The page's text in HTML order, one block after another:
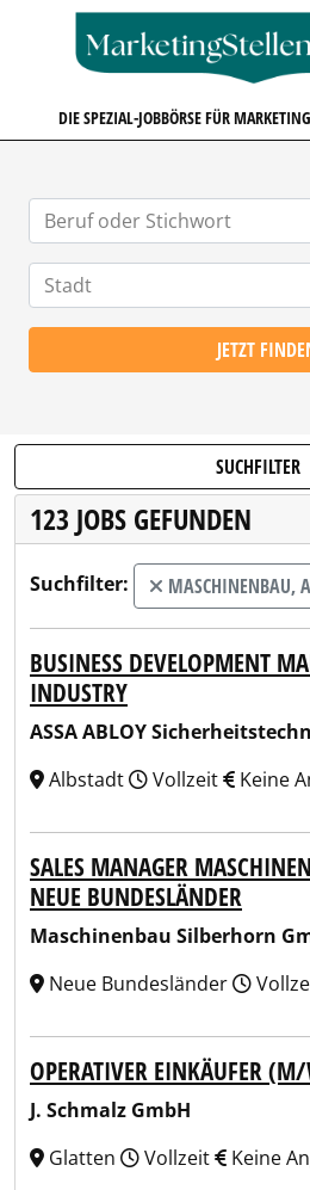
DIE SPEZIAL-JOBBÖRSE FÜR
JETZT
SUCHFILTER
123 JOBS GEFUNDEN
Suchfilter: MASCHINENBAU,
BUSINESS DEVELOPMENT
INDUSTRY
ASSA ABLOY
Albstadt
Vollzeit Keine
SALES MANAGER
NEUE BUNDESLÄNDER
Maschinenbau Silberhorn
Neue Bundesländer
OPERATIVER EINKÄUFER
J. Schmalz GmbH
Glatten
Vollzeit Keine